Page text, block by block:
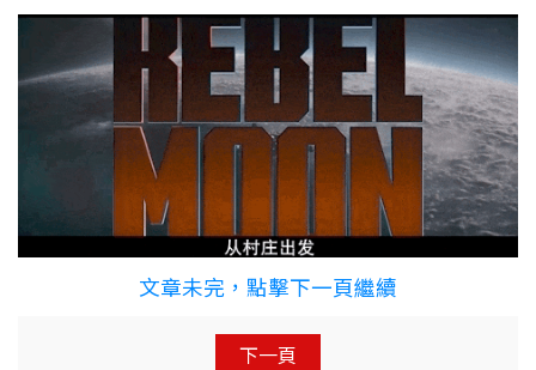
文章未完，點擊下一頁繼續
下一頁